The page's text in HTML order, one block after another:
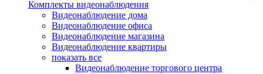
Комплекты видеонаблюдения
Видеонаблюдение дома
Видеонаблюдение офиса
Видеонаблюдение магазина
Видеонаблюдение квартиры
показать все
Видеонаблюдение торгового центра